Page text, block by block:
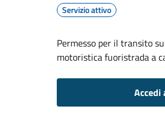
Servizio attivo
Permesso per il transito
motoristica fuoristrada a
Accedi